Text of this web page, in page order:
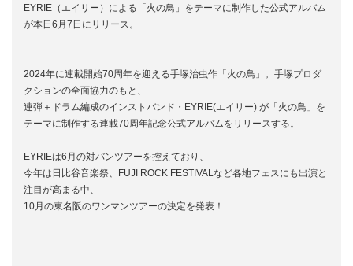
EYRIE（エイリー）による「火の鳥」をテーマに制作した公式アルバム
が本日6月7日にリリース。
2024年に連載開始70周年を迎える手塚治虫作「火の鳥」。手塚プロダ
クションの全面協力のもと、
連弾＋ドラム編成のインストバンド・EYRIE(エイリー) が「火の鳥」を
テーマに制作する連載70周年記念公式アルバムをリリースする。
EYRIEは6月の対バンツアーを控えており、
今年は日比谷音楽祭、FUJI ROCK FESTIVALなど各地フェスにも出演と
注目が高まる中、
10月の東名阪のワンマンツアーの決定を発表！